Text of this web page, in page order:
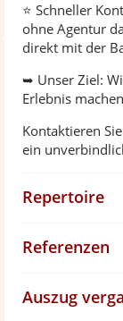
⭐ Schneller
ohne Agentur
direkt mit der
➥ Unser Ziel:
Erlebnis
Kontaktieren
ein
Repertoire
Referenzen
Auszug